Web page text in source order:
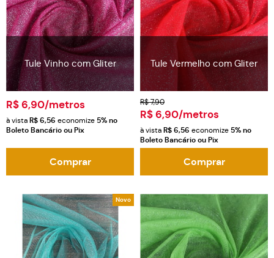
Tule Vinho com Gliter
R$ 6,90/metros
à vista R$ 6,56 economize 5%no
Boleto Bancário ou Pix
Comprar
Tule Vermelho com Gliter
R$ 7,90
R$ 6,90/metros
à vista R$ 6,56 economize 5%no
Boleto Bancário ou Pix
Comprar
Novo